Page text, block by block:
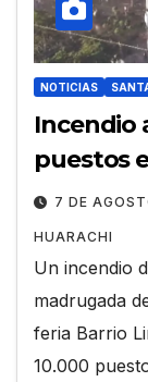
NOTICIAS
Incendio
puestos
7 DE
HUARACHI
Un incendio
madrugada
feria Barrio
10.000